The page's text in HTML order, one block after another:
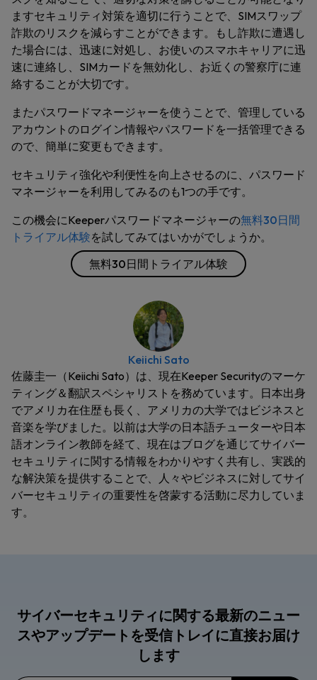
ますセキュリティ対策を適切に行うことで、SIMスワップ
詐欺のリスクを減らすことができます。もし詐欺に遭遇し
た場合には、迅速に対処し、お使いのスマホキャリアに迅
速に連絡し、SIMカードを無効化し、お近くの警察庁に連
絡することが大切です。
またパスワードマネージャーを使うことで、管理している
アカウントのログイン情報やパスワードを一括管理できる
ので、簡単に変更もできます。
セキュリティ強化や利便性を向上させるのに、パスワード
マネージャーを利用してみるのも1つの手です。
この機会にKeeperパスワードマネージャーの無料30日間
トライアル体験を試してみてはいかがでしょうか。
無料30日間トライアル体験
Keiichi Sato
佐藤圭一（Keiichi Sato）は、現在Keeper Securityのマーケ
ティング＆翻訳スペシャリストを務めています。日本出身
でアメリカ在住歴も長く、アメリカの大学ではビジネスと
音楽を学びました。以前は大学の日本語チューターや日本
語オンライン教師を経て、現在はブログを通じてサイバー
セキュリティに関する情報をわかりやすく共有し、実践的
な解決策を提供することで、人々やビジネスに対してサイ
バーセキュリティの重要性を啓蒙する活動に尽力していま
す。
サイバーセキュリティに関する最新のニュー
スやアップデートを受信トレイに直接お届け
します